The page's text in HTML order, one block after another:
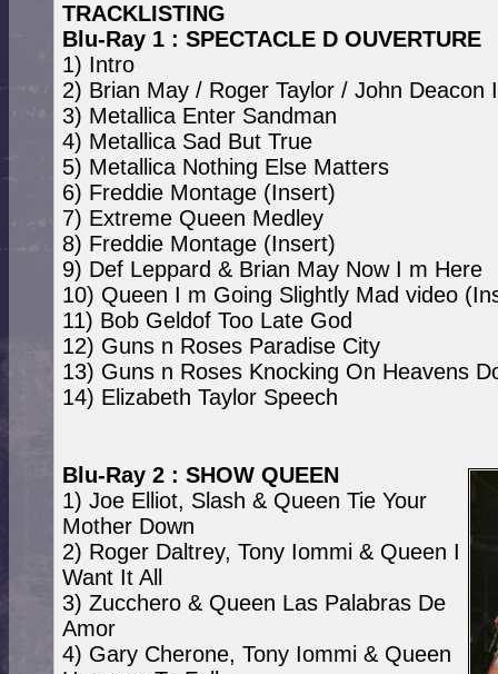
TRACKLISTING
Blu-Ray 1 : SPECTACLE D OUVERTURE
1) Intro
2) Brian May / Roger Taylor / John Deacon
3) Metallica Enter Sandman
4) Metallica Sad But True
5) Metallica Nothing Else Matters
6) Freddie Montage (Insert)
7) Extreme Queen Medley
8) Freddie Montage (Insert)
9) Def Leppard & Brian May Now I m Here
10) Queen I m Going Slightly Mad video
11) Bob Geldof Too Late God
12) Guns n Roses Paradise City
13) Guns n Roses Knocking On Heavens
14) Elizabeth Taylor Speech
Blu-Ray 2 : SHOW QUEEN
1) Joe Elliot, Slash & Queen Tie Your
Mother Down
2) Roger Daltrey, Tony Iommi & Queen I
Want It All
3) Zucchero & Queen Las Palabras De
Amor
4) Gary Cherone, Tony Iommi & Queen